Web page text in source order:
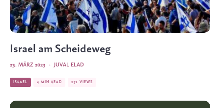
Israel am Scheideweg
JUVAL ELAD
·
23. MÄRZ 2023
ISRAEL 4 MIN READ 272 VIEWS